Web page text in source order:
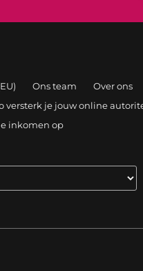
Ons team Over ons
versterk je jouw online
inkomen op